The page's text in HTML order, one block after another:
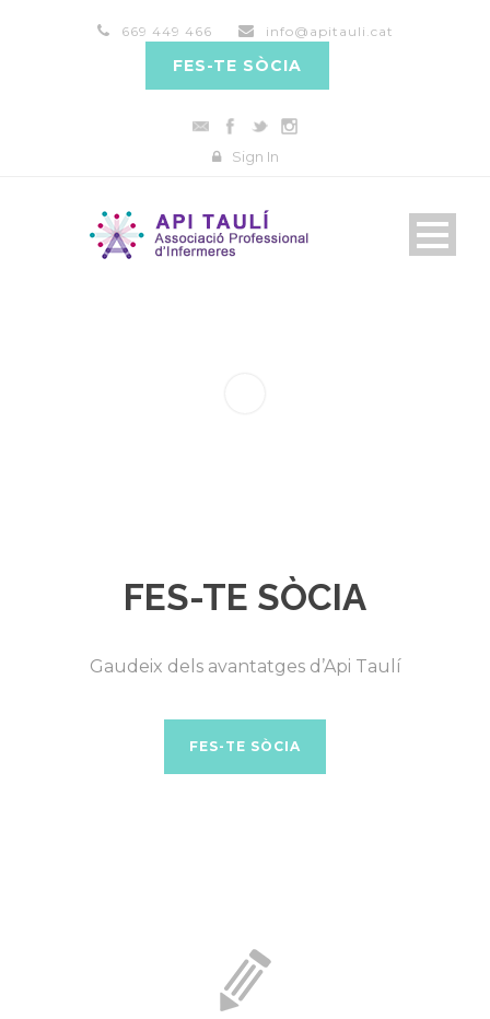
669 449 466 info@apitauli.cat
FES-TE SÒCIA
Sign In
FES-TE SÒCIA
Gaudeix dels avantatges d’Api Taulí
FES-TE SÒCIA